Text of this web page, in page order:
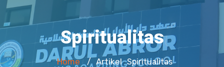
Spiritualitas
Home / Artikel Spiritualitas